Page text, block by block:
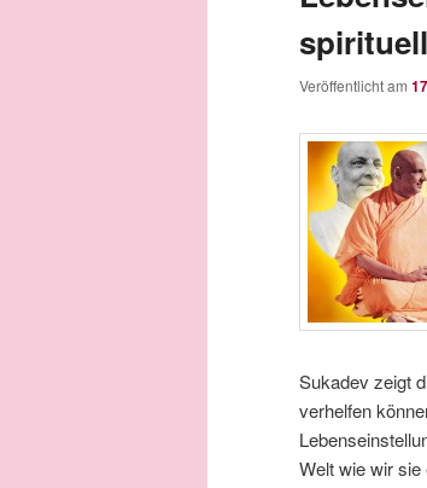
Veröffentlicht am
Sukadev zeigt
verhelfen
Welt wie wir